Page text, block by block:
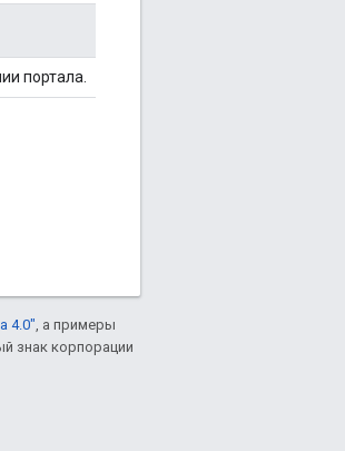
портала.
4.0", а примеры
знак корпорации